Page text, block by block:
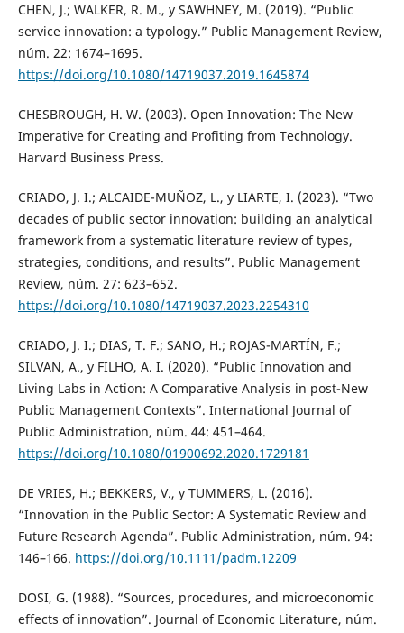
CHEN, J.; WALKER, R. M., y SAWHNEY, M. (2019). “Public
service innovation: a typology.” Public Management Review,
núm. 22: 1674–1695.
https://doi.org/10.1080/14719037.2019.1645874
CHESBROUGH, H. W. (2003). Open Innovation: The New
Imperative for Creating and Profiting from Technology.
Harvard Business Press.
CRIADO, J. I.; ALCAIDE-MUÑOZ, L., y LIARTE, I. (2023). “Two
decades of public sector innovation: building an analytical
framework from a systematic literature review of types,
strategies, conditions, and results”. Public Management
Review, núm. 27: 623–652.
https://doi.org/10.1080/14719037.2023.2254310
CRIADO, J. I.; DIAS, T. F.; SANO, H.; ROJAS-MARTÍN, F.;
SILVAN, A., y FILHO, A. I. (2020). “Public Innovation and
Living Labs in Action: A Comparative Analysis in post-New
Public Management Contexts”. International Journal of
Public Administration, núm. 44: 451–464.
https://doi.org/10.1080/01900692.2020.1729181
DE VRIES, H.; BEKKERS, V., y TUMMERS, L. (2016).
“Innovation in the Public Sector: A Systematic Review and
Future Research Agenda”. Public Administration, núm. 94:
146–166. https://doi.org/10.1111/padm.12209
DOSI, G. (1988). “Sources, procedures, and microeconomic
effects of innovation”. Journal of Economic Literature, núm.